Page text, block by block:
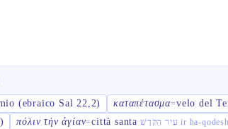
(ebraico Sal 22,2) καταπέτασμα=velo del
πόλιν τὴν ἁγίαν=città santa עִיר הַקֹּדֶשׁ ir ha-qodesh